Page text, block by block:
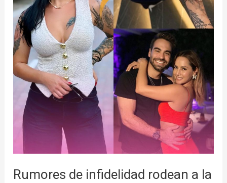
Rumores de infidelidad rodean a la
de
Carmen
Villalobos.